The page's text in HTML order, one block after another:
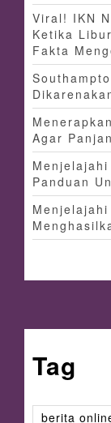
Viral! IKN
Ketika
Fakta
Agar
Panduan
Tag
berita